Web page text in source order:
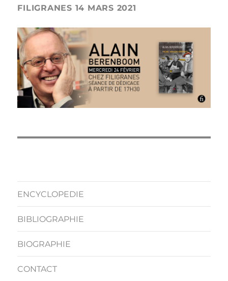
FILIGRANES 14 MARS 2021
ENCYCLOPEDIE
BIBLIOGRAPHIE
BIOGRAPHIE
CONTACT